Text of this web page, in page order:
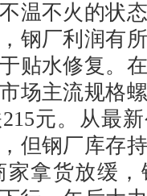
温不火的状
钢厂利润有
贴水修复。
场主流规格
元。从最
但钢厂库存
家拿货放缓